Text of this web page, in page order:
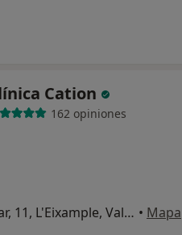
Cation
162 opiniones
C. del Mestre Aguilar, 11, L'Eixample, Valencia • Mapa